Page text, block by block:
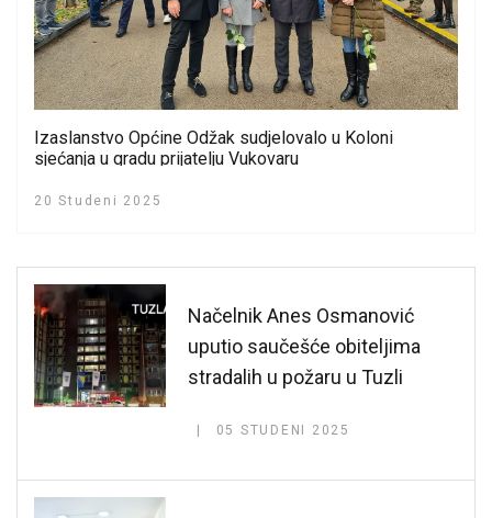
Izaslanstvo Općine Odžak sudjelovalo u Koloni
sjećanja u gradu prijatelju Vukovaru
20 Studeni 2025
Načelnik Anes Osmanović
uputio saučešće obiteljima
stradalih u požaru u Tuzli
05 STUDENI 2025